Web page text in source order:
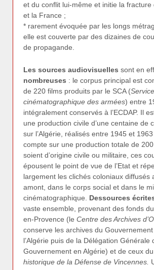
et du conflit lui-même et initie la fracture
et la France ;
* rarement évoquée par les longs
elle est couverte par des dizaines de
de propagande.
Les sources audiovisuelles sont en
nombreuses : le corpus principal est
de 220 films produits par le SCA (Service
cinématographique des armées) entre
intégralement conservés à l’ECDAP. Il
une production civile d’une centaine de
sur l’Algérie, réalisés entre 1945 et
compte sur une production totale de 200
soient d’origine civile ou militaire, ces
épousent le point de vue de l’Etat et
largement les clichés coloniaux diffusés
amont, dans le corps social et dans le
cinématographique. Dessources
vaste ensemble, provenant des fonds du
en-Provence (le Centre des Archives
conserve les archives du
l’Algérie puis de la Délégation Générale
Gouvernement en Algérie) et de ceux du
historique de la Défense de Vincennes.